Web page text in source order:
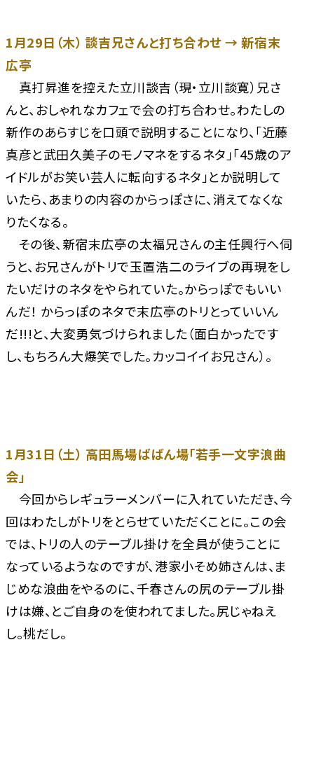
1月29日（木） 談吉兄さんと打ち合わせ → 新宿末
広亭
真打昇進を控えた立川談吉（現・立川談寛）兄さ
んと、おしゃれなカフェで会の打ち合わせ。わたしの
新作のあらすじを口頭で説明することになり、「近藤
真彦と武田久美子のモノマネをするネタ」「45歳のア
イドルがお笑い芸人に転向するネタ」とか説明して
いたら、あまりの内容のからっぽさに、消えてなくな
りたくなる。
その後、新宿末広亭の太福兄さんの主任興行へ伺
うと、お兄さんがトリで玉置浩二のライブの再現をし
たいだけのネタをやられていた。からっぽでもいい
んだ！ からっぽのネタで末広亭のトリとっていいん
だ!!!と、大変勇気づけられました（面白かったです
し、もちろん大爆笑でした。カッコイイお兄さん）。
1月31日（土） 高田馬場ばばん場「若手一文字浪曲
会」
今回からレギュラーメンバーに入れていただき、今
回はわたしがトリをとらせていただくことに。この会
では、トリの人のテーブル掛けを全員が使うことに
なっているようなのですが、港家小そめ姉さんは、ま
じめな浪曲をやるのに、千春さんの尻のテーブル掛
けは嫌、とご自身のを使われてました。尻じゃねえ
し。桃だし。